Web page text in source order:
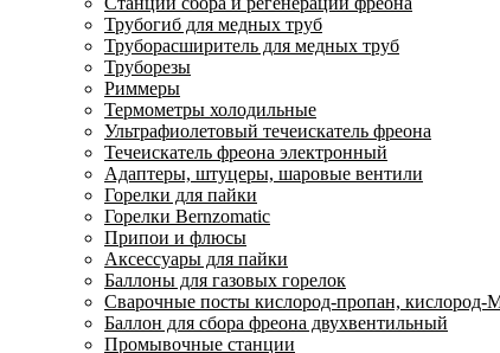
Трубогиб для медных труб
Труборасширитель для медных труб
Труборезы
Риммеры
Термометры холодильные
Ультрафиолетовый течеискатель фреона
Течеискатель фреона электронный
Адаптеры, штуцеры, шаровые вентили
Горелки для пайки
Горелки Bernzomatic
Припои и флюсы
Аксессуары для пайки
Баллоны для газовых горелок
Сварочные посты кислород-пропан,
Баллон для сбора фреона двухвентильный
Промывочные станции